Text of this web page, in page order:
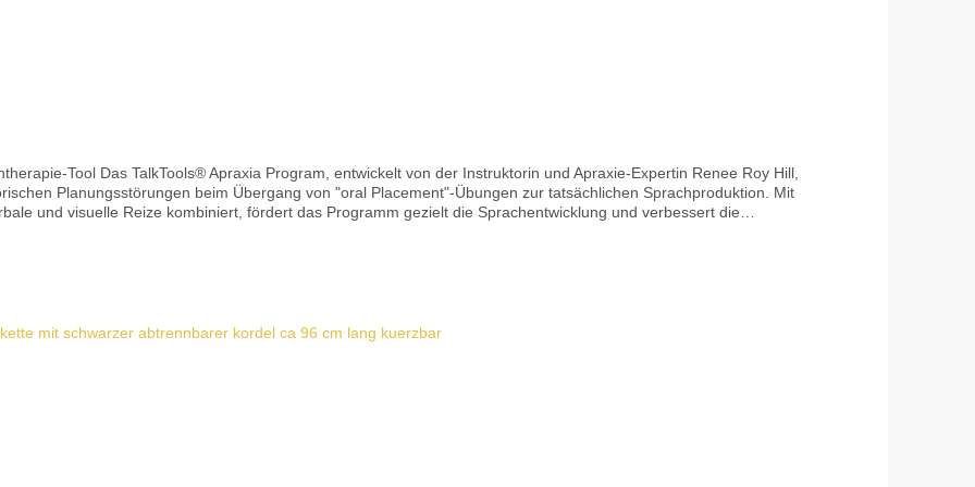
Tool Das TalkTools® Apraxia Program, entwickelt von der Instruktorin und Apraxie-Expertin Renee Roy Hill,
Planungsstörungen beim Übergang von "oral Placement"-Übungen zur tatsächlichen Sprachproduktion. Mit
und visuelle Reize kombiniert, fördert das Programm gezielt die Sprachentwicklung und verbessert die
Set erhältlich Anleitung und Demo-Videos (Englisch) Optimieren Sie die Anwendung mit dem Kurs „A Sensory-
Nur zu therapeutischen Zwecken verwenden Enthält Kleinteile – nur unter Aufsicht von Erwachsenen